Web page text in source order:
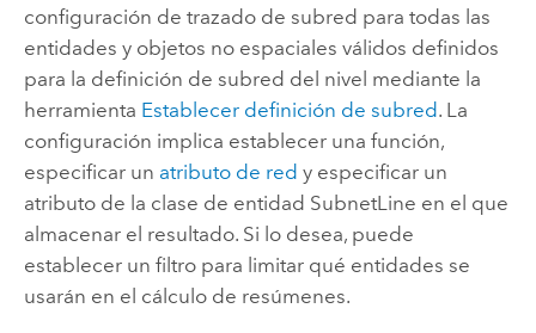
configuración de trazado de subred para todas las
entidades y objetos no espaciales válidos definidos
para la definición de subred del nivel mediante la
herramienta Establecer definición de subred. La
configuración implica establecer una función,
especificar un atributo de red y especificar un
atributo de la clase de entidad SubnetLine en el que
almacenar el resultado. Si lo desea, puede
establecer un filtro para limitar qué entidades se
usarán en el cálculo de resúmenes.